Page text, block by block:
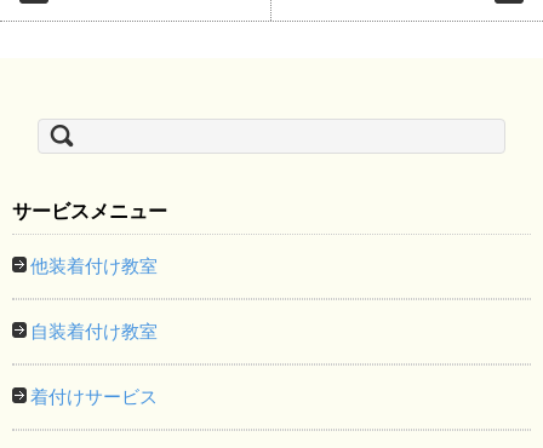
索:
サービスメニュー
他装着付け教室
自装着付け教室
着付けサービス